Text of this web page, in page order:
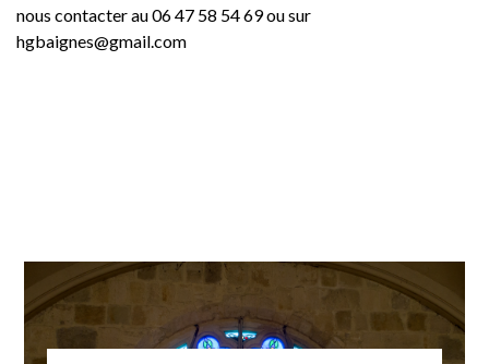
nous contacter au 06 47 58 54 69 ou sur
hgbaignes@gmail.com